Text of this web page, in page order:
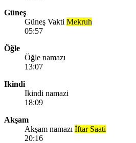
Güneş
Güneş Vakti Mekruh
05:57
Öğle
Öğle namazı
13:07
Ikindi
Ikindi namazi
18:09
Akşam
Akşam namazı İftar Saati
20:16